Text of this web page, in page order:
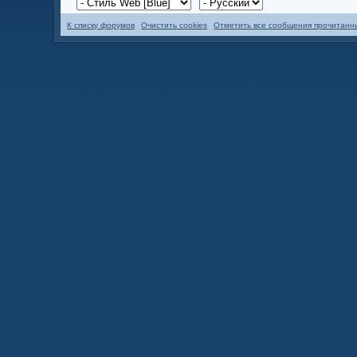
К списку форумов Очистить cookies Отметить все сообщения